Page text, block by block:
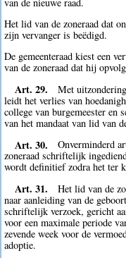
Het lid van de zoneraad dat
zijn vervanger is beëdigd.
De gemeenteraad kiest een
van de zoneraad dat hij
Art. 29.
Met
leidt het verlies van
college van burgemeester en
van het mandaat van lid van
Art. 30.
Onverminderd
zoneraad schriftelijk
wordt definitief zodra het ter
Art. 31.
Het lid van de
naar aanleiding van de
schriftelijk verzoek, gericht
voor een maximale periode
zevende week voor de
adoptie.